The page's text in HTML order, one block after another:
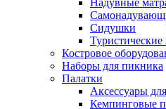
Надувные
Сидушки
Туристические
Костровое
Наборы для пикника
Палатки
Аксессуары
Кемпинговые